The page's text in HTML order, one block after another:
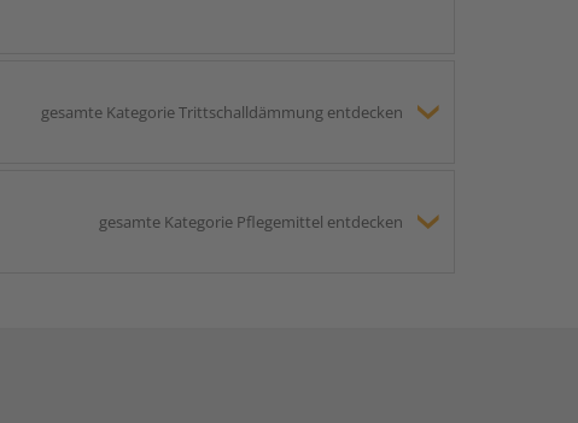
gesamte Kategorie Trittschalldämmung entdecken
gesamte Kategorie Pflegemittel entdecken